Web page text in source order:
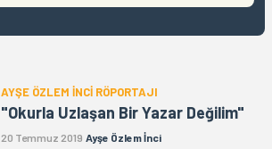
AYŞE ÖZLEM İNCİ RÖPORTAJI
"Okurla Uzlaşan Bir Yazar Değilim"
20 Temmuz 2019 Ayşe Özlem İnci